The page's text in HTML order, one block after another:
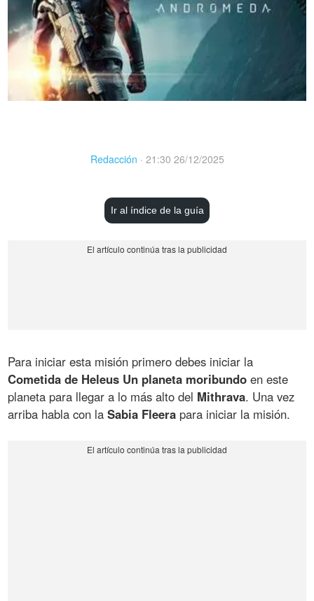
Redacción · 21:30 26/12/2025
Ir al índice de la guía
Para iniciar esta misión primero debes iniciar la
Cometida de Heleus Un planeta moribundo en este
planeta para llegar a lo más alto del Mithrava. Una vez
arriba habla con laSabia Fleera para iniciar la misión.